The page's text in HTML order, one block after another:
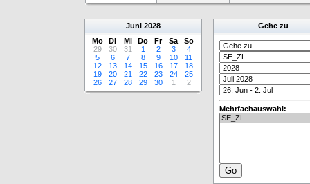
Juni 2028
Mo
Di Mi Do Fr Sa
So
29
30 31 1 2 3
4
5
6 7 8 9 10
11
12
13 14 15 16 17
18
19
20 21 22 23 24
25
26
27 28 29 30 1 2
Gehe zu
Mehrfachauswahl: